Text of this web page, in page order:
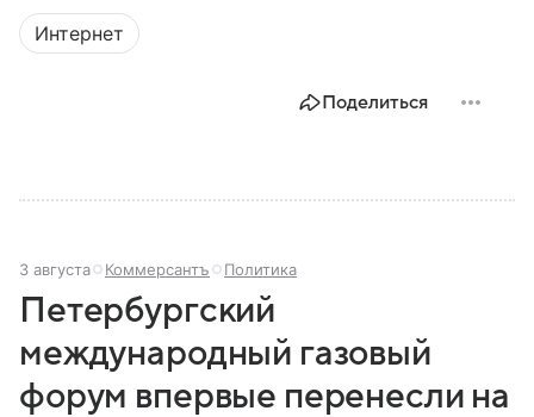
парламенте и в органах местного самоуправления.
Вспоминаем, как партия «Единая Россия» стала
такой, какой ее знают в 2026 году.
Интернет
Поделиться
3 августа Коммерсантъ Политика
Петербургский
международный газовый
форум впервые перенесли на